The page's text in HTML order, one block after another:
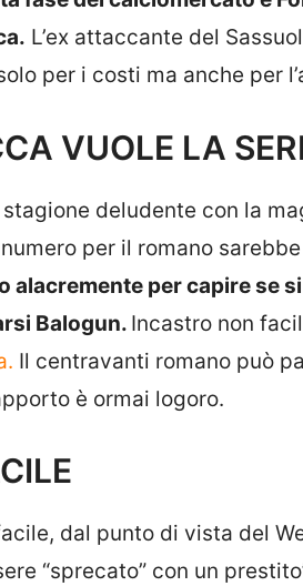
L’ex attaccante del
per i costi ma anche per
VUOLE LA
deludente con la
numero per il romano
alacremente per capire se
Balogun. Incastro non
Il centravanti romano può
è ormai logoro.
dal punto di vista del
“sprecato” con un